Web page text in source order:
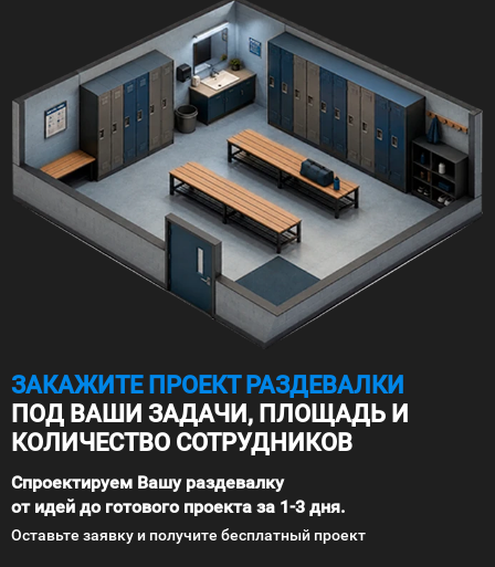
ЗАКАЖИТЕ ПРОЕКТ РАЗДЕВАЛКИ
ПОД ВАШИ ЗАДАЧИ, ПЛОЩАДЬ И
КОЛИЧЕСТВО СОТРУДНИКОВ
Спроектируем Вашу раздевалку
от идей до готового проекта за 1-3 дня.
Оставьте заявку и получите бесплатный проект